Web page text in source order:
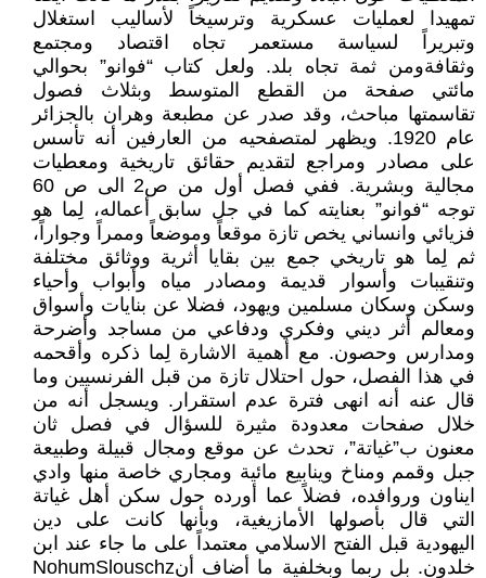
تمهيدا لعمليات عسكرية وترسيخاً لأساليب استغلال
وتبريراً لسياسة مستعمر تجاه اقتصاد ومجتمع
وثقافةومن ثمة تجاه بلد. ولعل كتاب “فوانو” بحوالي
مائتي صفحة من القطع المتوسط وبثلاث فصول
تقاسمتها مباحث، وقد صدر عن مطبعة وهران بالجزائر
عام 1920. ويظهر لمتصفحيه من العارفين أنه تأسس
على مصادر ومراجع لتقديم حقائق تاريخية ومعطيات
مجالية وبشرية. ففي فصل أول من ص2 الى ص 60
توجه “فوانو” بعنايته كما في جل سابق أعماله، لِما هو
فزيائي وانساني يخص تازة موقعاً وموضعاً وممراً وجواراً،
ثم لِما هو تاريخي جمع بين بقايا أثرية ووثائق مختلفة
وتنقيبات وأسوار قديمة ومصادر مياه وأبواب وأحياء
وسكن وسكان مسلمين ويهود، فضلا عن بنايات وأسواق
ومعالم أثر ديني وفكري ودفاعي من مساجد وأضرحة
ومدارس وحصون. مع أهمية الاشارة لِما ذكره وأقحمه
في هذا الفصل، حول احتلال تازة من قبل الفرنسيين وما
قال عنه أنه انهى فترة عدم استقرار. ويسجل أنه من
خلال صفحات معدودة مثيرة للسؤال في فصل ثان
معنون ب”غياتة”، تحدث عن موقع ومجال قبيلة وطبيعة
جبل وقمم ومناخ وينابيع مائية ومجاري خاصة منها وادي
ايناون وروافده، فضلاً عما أورده حول سكن أهل غياتة
التي قال بأصولها الأمازيغية، وبأنها كانت على دين
اليهودية قبل الفتح الاسلامي معتمداً على ما جاء عند ابن
خلدون. بل ربما وبخلفية ما أضاف أنNohumSlouschz